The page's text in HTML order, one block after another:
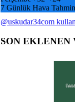
7 Günlük Hava
@uskudar34com
SON EKLENEN